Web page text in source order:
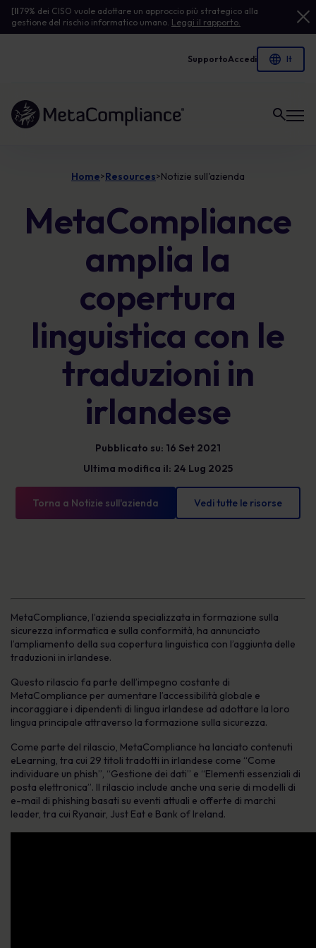
[Il79% dei CISO vuole adottare un approccio più strategico alla
gestione del rischio informatico umano. Leggi il rapporto.
SupportoAccedi
Link alla homepage
Home>Resources>Notizie sull'azienda
MetaCompliance
amplia la
copertura
linguistica con le
traduzioni in
irlandese
Pubblicato su: 16 Set 2021
Ultima modifica il: 24 Lug 2025
Torna a Notizie sull'azienda Vedi tutte le risorse
MetaCompliance, l’azienda specializzata in formazione sulla
sicurezza informatica e sulla conformità, ha annunciato
l’ampliamento della sua copertura linguistica con l’aggiunta delle
traduzioni in irlandese.
Questo rilascio fa parte dell’impegno costante di
MetaCompliance per aumentare l’accessibilità globale e
incoraggiare i dipendenti di lingua irlandese ad adottare la loro
lingua principale attraverso la formazione sulla sicurezza.
Come parte del rilascio, MetaCompliance ha lanciato contenuti
eLearning, tra cui 29 titoli tradotti in irlandese come “Come
individuare un phish”, “Gestione dei dati” e “Elementi essenziali di
posta elettronica”. Il rilascio include anche una serie di modelli di
e-mail di phishing basati su eventi attuali e offerte di marchi
leader, tra cui Ryanair, Just Eat e Bank of Ireland.